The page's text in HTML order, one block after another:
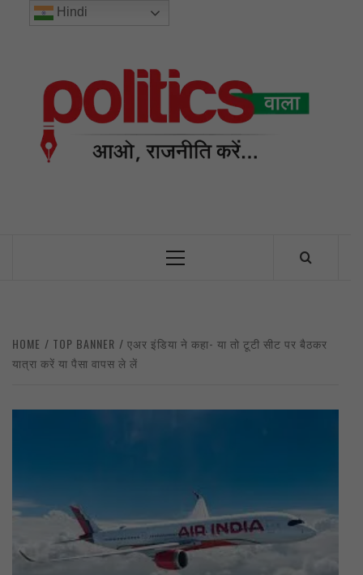
Primary
HOME TOP BANNER
एअर इंडिया ने कहा- या तो टूटी सीट पर बैठकर
यात्रा करें या पैसा वापस ले लें
Hindi